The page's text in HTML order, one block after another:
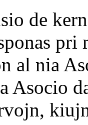
de
pri
al nia
Asocio